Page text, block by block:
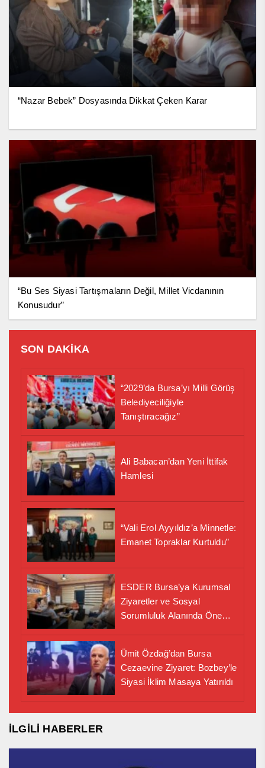
“Nazar Bebek” Dosyasında Dikkat Çeken Karar
“Bu Ses Siyasi Tartışmaların Değil, Millet Vicdanının
Konusudur”
SON DAKİKA
“2029’da Bursa’yı Milli Görüş
Belediyeciliğiyle
Tanıştıracağız”
Ali Babacan’dan Yeni İttifak
Hamlesi
“Vali Erol Ayyıldız’a Minnetle:
Emanet Topraklar Kurtuldu”
ESDER Bursa’ya Kurumsal
Ziyaretler ve Sosyal
Sorumluluk Alanında Önemli
Ümit Özdağ’dan Bursa
Cezaevine Ziyaret: Bozbey’le
Siyasi İklim Masaya Yatırıldı
İLGİLİ HABERLER